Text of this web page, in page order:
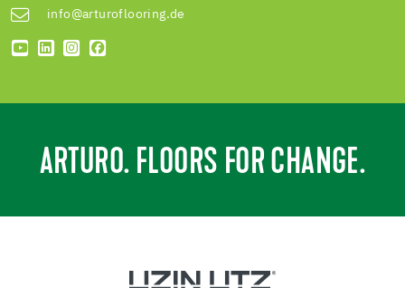
info@arturoflooring.de
ARTURO. FLOORS FOR CHANGE.